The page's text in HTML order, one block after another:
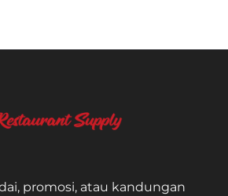
promosi, atau kandungan